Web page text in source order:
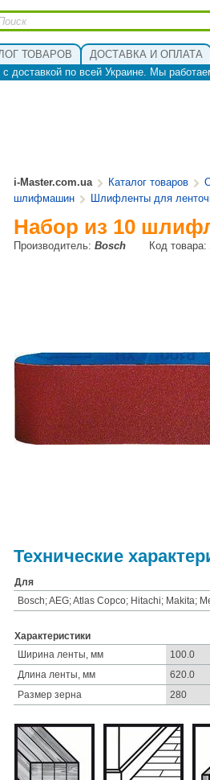
ТОВАРОВ ДОСТАВКА И ОПЛАТА
доставкой по всей Украине. Мы
i-Master.com.ua Каталог товаров
шлифмашин
Шлифленты для
Набор из 10
Производитель: Bosch Код товара:
Технические
Для
Bosch; AEG; Atlas Copco; Hitachi; Makita;
Характеристики
Ширина ленты, мм
100.0
Длина ленты, мм
620.0
Размер зерна
280